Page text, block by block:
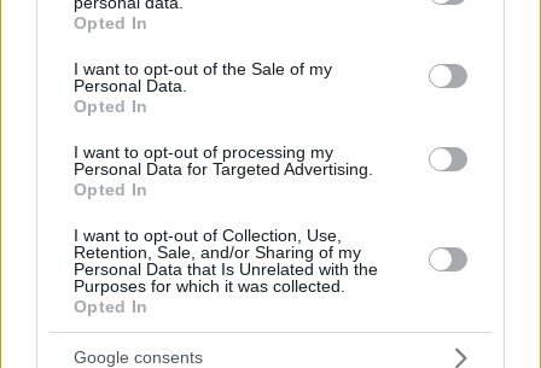
grant or deny consent to Google and its third-party tags to
use your data for below specified purposes in below Google
consent section.
Opted In
I want to opt-out of the Sale of my
Personal Data.
Opted In
I want to opt-out of processing my
Personal Data for Targeted Advertising.
Opted In
I want to opt-out of Collection, Use,
Retention, Sale, and/or Sharing of my
Personal Data that Is Unrelated with the
Purposes for which it was collected.
Opted In
Google consents